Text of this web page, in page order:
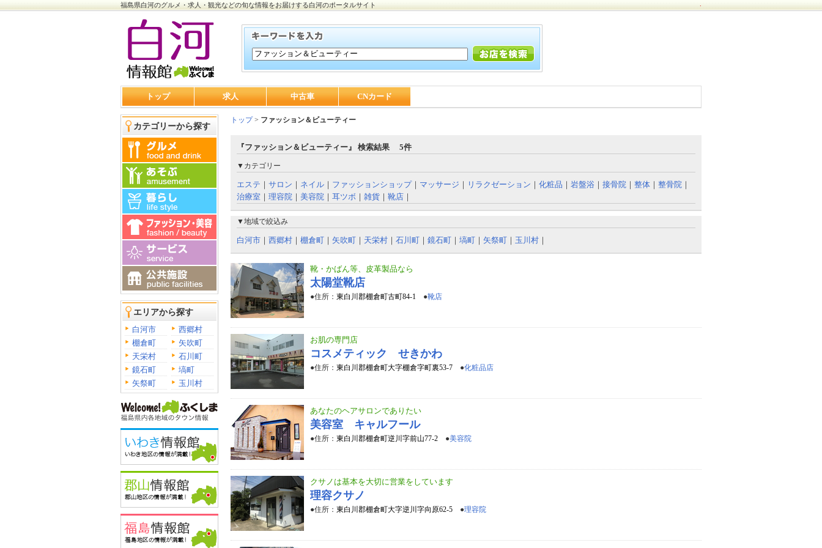
福島県白河のグルメ・求人・観光などの旬な情報をお届けする白河のポータルサイト
トップ 求人 中古車 CNカード
カテゴリーから探す
エリアから探す
白河市
西郷村
棚倉町
矢吹町
天栄村
石川町
鏡石町
塙町
矢祭町
玉川村
トップ> ファッション＆ビューティー
『ファッション＆ビューティー』 検索結果 5件
▼カテゴリー
エステ ｜ サロン ｜ ネイル ｜ ファッションショップ｜ マッサージ ｜ リラクゼーション ｜ 化粧品 ｜ 岩盤浴 ｜ 接骨院 ｜ 整体 ｜ 整骨院 ｜
治療室 ｜ 理容院 ｜ 美容院 ｜ 耳ツボ ｜ 雑貨 ｜ 靴店 ｜
▼地域で絞込み
白河市 ｜ 西郷村 ｜ 棚倉町 ｜ 矢吹町 ｜ 天栄村 ｜ 石川町 ｜ 鏡石町 ｜ 塙町 ｜ 矢祭町 ｜ 玉川村 ｜
靴・かばん等、皮革製品なら
太陽堂靴店
●住所： 東白川郡棚倉町古町84-1 ●靴店
お肌の専門店
コスメティック せきかわ
●住所： 東白川郡棚倉町大字棚倉字町裏53-7 ●化粧品店
あなたのヘアサロンでありたい
美容室 キャルフール
●住所： 東白川郡棚倉町逆川字前山77-2 ●美容院
クサノは基本を大切に営業をしています
理容クサノ
●住所： 東白川郡棚倉町大字逆川字向原62-5 ●理容院